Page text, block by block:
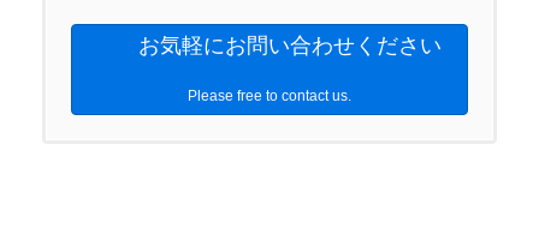
お気軽にお問い合わせください
Please free to contact us.